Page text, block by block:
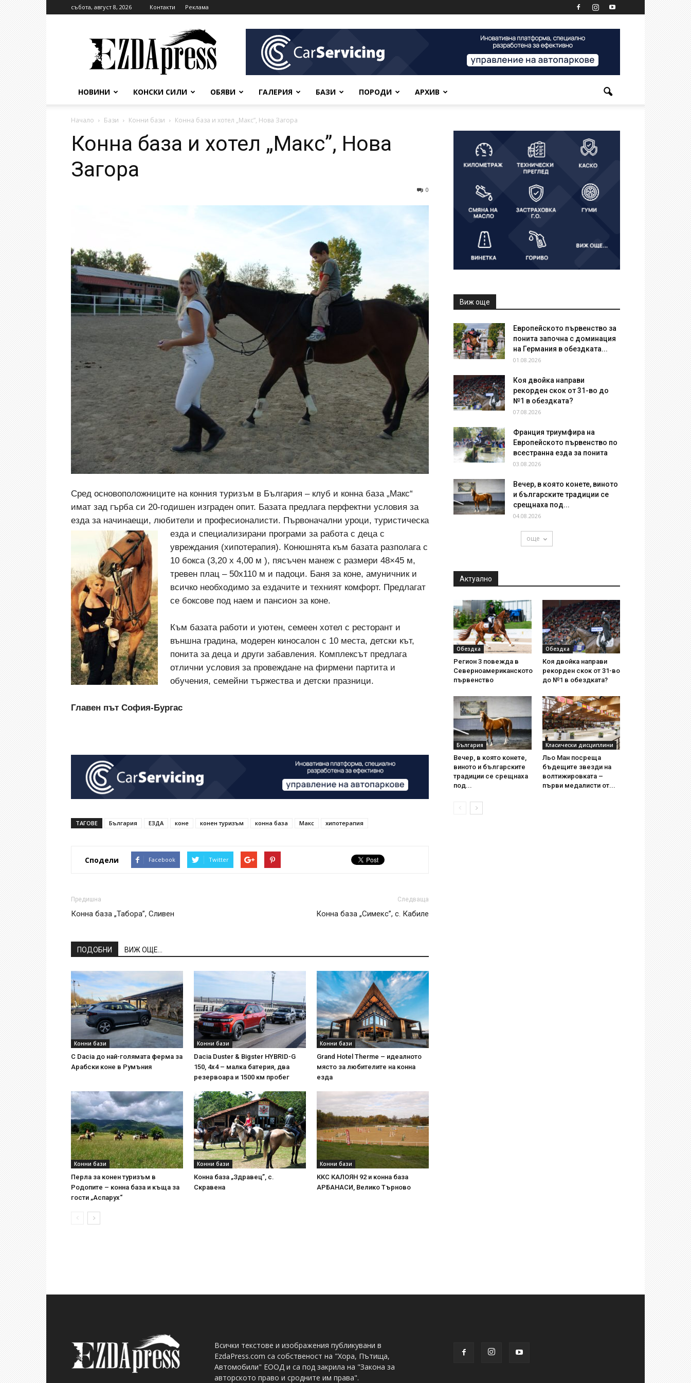
събота, август 8, 2026 Контакти Реклама
НОВИНИ КОНСКИ СИЛИ ОБЯВИ ГАЛЕРИЯ БАЗИ ПОРОДИ АРХИВ
Начало Бази Конни бази Конна база и хотел „Макс”, Нова Загора
Конна база и хотел „Макс”, Нова
Загора
0
Сред основоположниците на конния туризъм в България – клуб и конна база „Макс“
имат зад гърба си 20-годишен изграден опит. Базата предлага перфектни условия за
езда за начинаещи, любители и професионалисти. Първоначални уроци, туристическа
езда и специализирани програми за работа с деца с
увреждания (хипотерапия). Конюшнята към базата разполага с
10 бокса (3,20 х 4,00 м ), пясъчен манеж с размери 48×45 м,
тревен плац – 50х110 м и падоци. Баня за коне, амуничник и
всичко необходимо за ездачите и техният комфорт. Предлагат
се боксове под наем и пансион за коне.
Към базата работи и уютен, семеен хотел с ресторант и
външна градина, модерен киносалон с 10 места, детски кът,
понита за деца и други забавления. Комплексът предлага
отлични условия за провеждане на фирмени партита и
обучения, семейни тържества и детски празници.
Главен път София-Бургас
ТАГОВЕ България ЕЗДА коне конен туризъм конна база Макс хипотерапия
Сподели Facebook Twitter
Предишна
Конна база „Табора”, Сливен
Следваща
Конна база „Симекс”, с. Кабиле
ПОДОБНИ ВИЖ ОЩЕ...
Конни бази
С Dacia до най-голямата ферма за
Арабски коне в Румъния
Конни бази
Dacia Duster & Bigster HYBRID-G
150, 4х4 – малка батерия, два
резервоара и 1500 км пробег
Конни бази
Grand Hotel Therme – идеалното
място за любителите на конна
езда
Конни бази
Перла за конен туризъм в
Родопите – конна база и къща за
гости „Аспарух“
Конни бази
Конна база „Здравец”, с.
Скравена
Конни бази
ККС КАЛОЯН 92 и конна база
АРБАНАСИ, Велико Търново
Виж още
Европейското първенство за
понита започна с доминация
на Германия в обездката...
01.08.2026
Коя двойка направи
рекорден скок от 31-во до
№1 в обездката?
07.08.2026
Франция триумфира на
Европейското първенство по
всестранна езда за понита
03.08.2026
Вечер, в която конете, виното
и българските традиции се
срещнаха под...
04.08.2026
още
Актуално
Обездка
Регион 3 повежда в
Северноамериканското
първенство
Обездка
Коя двойка направи
рекорден скок от 31-во
до №1 в обездката?
България
Вечер, в която конете,
виното и българските
традиции се срещнаха
под...
Класически дисциплини
Льо Ман посреща
бъдещите звезди на
волтижировката –
първи медалисти от...
Всички текстове и изображения публикувани в
EzdaPress.com са собственост на "Хора, Пътища,
Автомобили" ЕООД и са под закрила на "Закона за
авторското право и сродните им права".